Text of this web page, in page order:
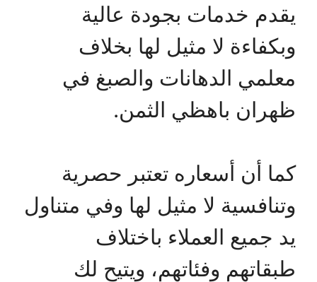
يقدم خدمات بجودة عالية
وبكفاءة لا مثيل لها بخلاف
معلمي الدهانات والصبغ في
ظهران باهظي الثمن.
كما أن أسعاره تعتبر حصرية
وتنافسية لا مثيل لها وفي متناول
يد جميع العملاء باختلاف
طبقاتهم وفئاتهم، ويتيح لك